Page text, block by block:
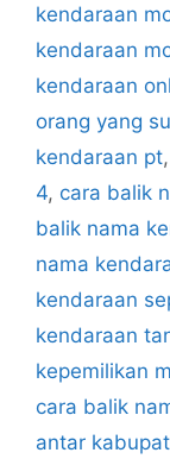
kendaraan
kendaraan
kendaraan
orang yang
kendaraan pt,
4, cara balik
balik nama
nama
kendaraan
kendaraan
kepemilikan
cara balik
antar